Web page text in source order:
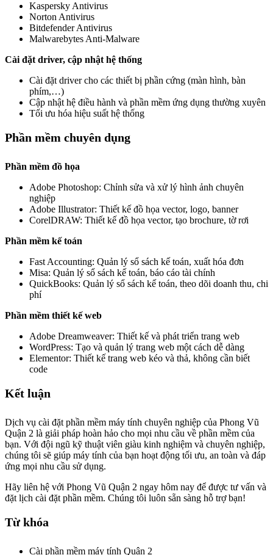
Kaspersky Antivirus
Norton Antivirus
Bitdefender Antivirus
Malwarebytes Anti-Malware
Cài đặt driver, cập nhật hệ thống
Cài đặt driver cho các thiết bị phần cứng (màn hình, bàn
phím,…)
Cập nhật hệ điều hành và phần mềm ứng dụng thường xuyên
Tối ưu hóa hiệu suất hệ thống
Phần mềm chuyên dụng
Phần mềm đồ họa
Adobe Photoshop: Chỉnh sửa và xử lý hình ảnh chuyên
nghiệp
Adobe Illustrator: Thiết kế đồ họa vector, logo, banner
CorelDRAW: Thiết kế đồ họa vector, tạo brochure, tờ rơi
Phần mềm kế toán
Fast Accounting: Quản lý sổ sách kế toán, xuất hóa đơn
Misa: Quản lý sổ sách kế toán, báo cáo tài chính
QuickBooks: Quản lý sổ sách kế toán, theo dõi doanh thu, chi
phí
Phần mềm thiết kế web
Adobe Dreamweaver: Thiết kế và phát triển trang web
WordPress: Tạo và quản lý trang web một cách dễ dàng
Elementor: Thiết kế trang web kéo và thả, không cần biết
code
Kết luận
Dịch vụ cài đặt phần mềm máy tính chuyên nghiệp của Phong Vũ
Quận 2 là giải pháp hoàn hảo cho mọi nhu cầu về phần mềm của
bạn. Với đội ngũ kỹ thuật viên giàu kinh nghiệm và chuyên nghiệp,
chúng tôi sẽ giúp máy tính của bạn hoạt động tối ưu, an toàn và đáp
ứng mọi nhu cầu sử dụng.
Hãy liên hệ với Phong Vũ Quận 2 ngay hôm nay để được tư vấn và
đặt lịch cài đặt phần mềm. Chúng tôi luôn sẵn sàng hỗ trợ bạn!
Từ khóa
Cài phần mềm máy tính Quận 2